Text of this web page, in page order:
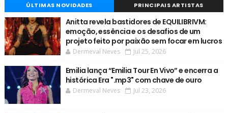
ÚLTIMAS NOVIDADES PRINCIPAIS ARTISTAS
Anitta revela bastidores de EQUILIBRIVM:
emoção, essência e os desafios de um
projeto feito por paixão sem focar em lucros
Dermeval Neves Jul 25, 2026
Emilia lança “Emilia Tour En Vivo” e encerra a
histórica Era ".mp3" com chave de ouro
Dermeval Neves Jul 23, 2026